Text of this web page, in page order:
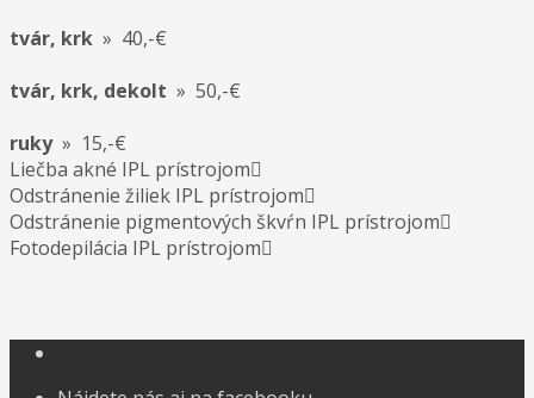
tvár, krk » 40,-€
tvár, krk, dekolt » 50,-€
ruky» 15,-€
Liečba akné IPL prístrojom
Odstránenie žiliek IPL prístrojom
Odstránenie pigmentových škvŕn IPL prístrojom
Fotodepilácia IPL prístrojom